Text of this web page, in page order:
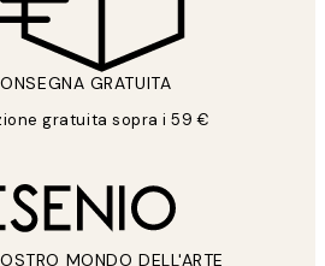
GRATUITA
gratuita sopra i 59 €
MONDO DELL'ARTE